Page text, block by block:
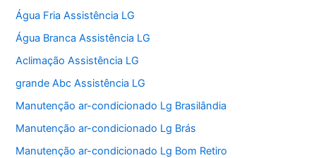
Água Fria Assistência LG
Água Branca Assistência LG
Aclimação Assistência LG
grande Abc Assistência LG
Manutenção ar-condicionado Lg Brasilândia
Manutenção ar-condicionado Lg Brás
Manutenção ar-condicionado Lg Bom Retiro